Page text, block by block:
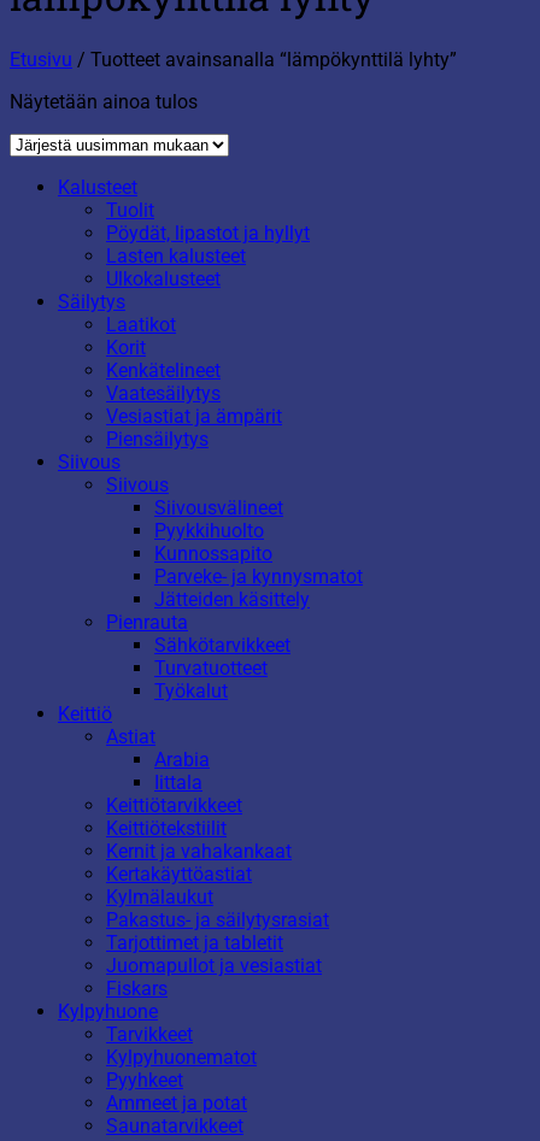
Etusivu / Tuotteet avainsanalla “lämpökynttilä lyhty”
Näytetään ainoa tulos
Kalusteet
Tuolit
Pöydät, lipastot ja hyllyt
Lasten kalusteet
Ulkokalusteet
Säilytys
Laatikot
Korit
Kenkätelineet
Vaatesäilytys
Vesiastiat ja ämpärit
Piensäilytys
Siivous
Siivous
Siivousvälineet
Pyykkihuolto
Kunnossapito
Parveke- ja kynnysmatot
Jätteiden käsittely
Pienrauta
Sähkötarvikkeet
Turvatuotteet
Työkalut
Keittiö
Astiat
Arabia
Iittala
Keittiötarvikkeet
Keittiötekstiilit
Kernit ja vahakankaat
Kertakäyttöastiat
Kylmälaukut
Pakastus- ja säilytysrasiat
Tarjottimet ja tabletit
Juomapullot ja vesiastiat
Fiskars
Kylpyhuone
Tarvikkeet
Kylpyhuonematot
Pyyhkeet
Ammeet ja potat
Saunatarvikkeet